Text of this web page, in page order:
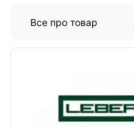
Все про товар